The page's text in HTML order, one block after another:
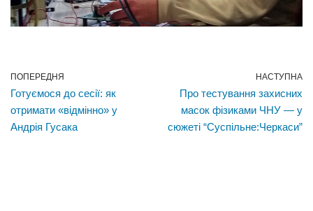
ПОПЕРЕДНЯ
Готуємося до сесії: як
отримати «відмінно» у
Андрія Гусака
НАСТУПНА
Про тестування захисних
масок фізиками ЧНУ — у
сюжеті “Суспільне:Черкаси”